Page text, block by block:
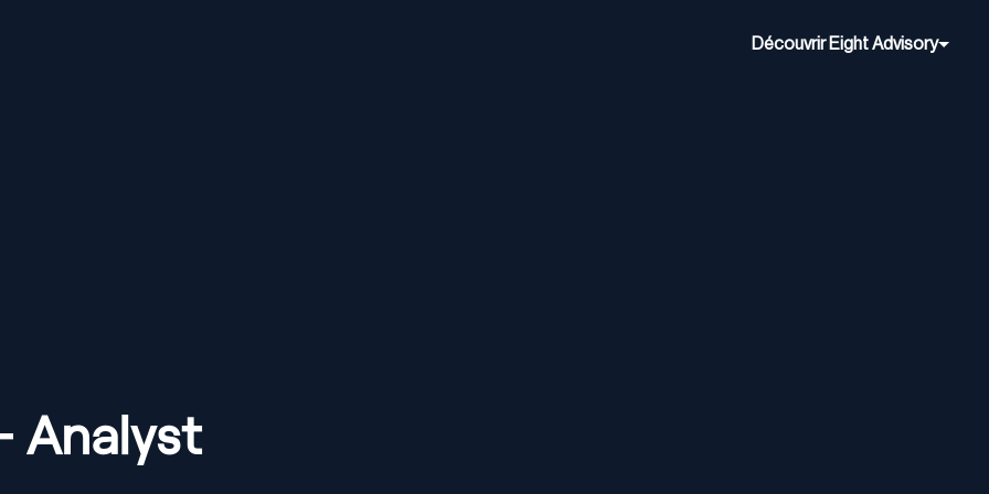
Découvrir Eight Advisory
Analyst